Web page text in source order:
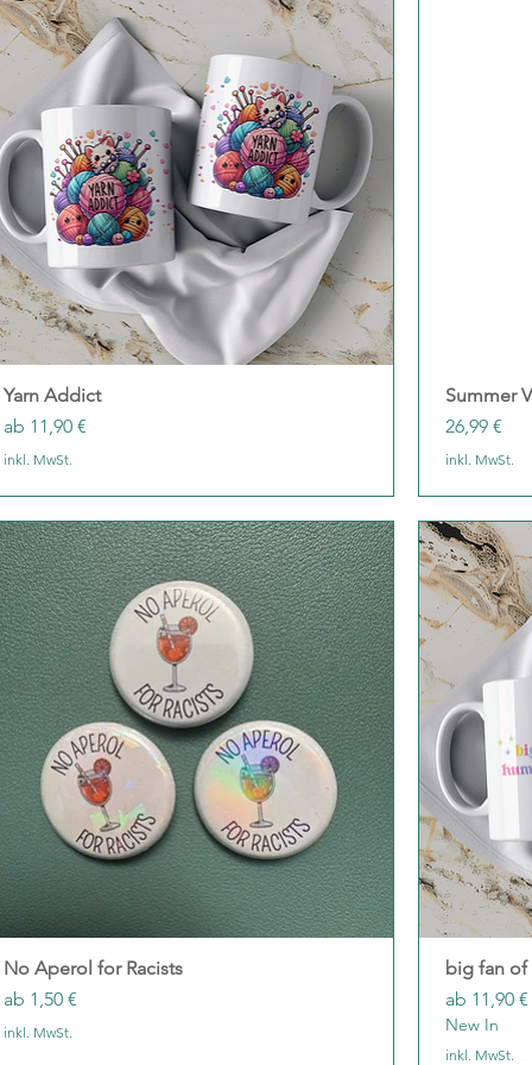
Yarn Addict
ab 11,90 €
Sale-Preis
inkl. MwSt.
Summer
Preis
26,99 €
inkl. MwSt.
Schnellansicht
No Aperol for Racists
ab 1,50 €
Sale-Preis
inkl. MwSt.
big fan of
ab 11,90 €
Sale-Preis
New In
inkl. MwSt.